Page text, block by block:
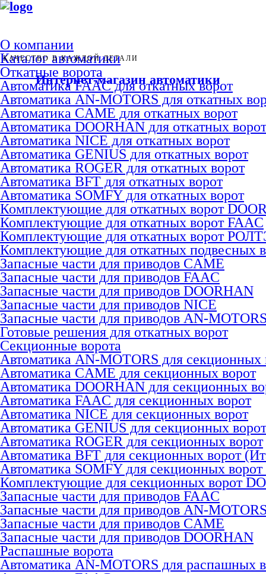
Интернет-магазин автоматики
КАЧЕСТВО В КАЖДОЙ ДЕТАЛИ
О компании
Каталог автоматики
Откатные ворота
Автоматика FAAC для откатных ворот
Автоматика AN-MOTORS для откатных
Автоматика CAME для откатных ворот
Автоматика DOORHAN для откатных ворот
Автоматика NICE для откатных ворот
Автоматика GENIUS для откатных ворот
Автоматика ROGER для откатных ворот
Автоматика BFT для откатных ворот
Автоматика SOMFY для откатных ворот
Комплектующие для откатных ворот
Комплектующие для откатных ворот FAAC
Комплектующие для откатных ворот
Комплектующие для откатных подвесных
Запасные части для приводов CAME
Запасные части для приводов FAAC
Запасные части для приводов DOORHAN
Запасные части для приводов NICE
Запасные части для приводов AN-
Готовые решения для откатных ворот
Секционные ворота
Автоматика AN-MOTORS для секционных
Автоматика CAME для секционных ворот
Автоматика DOORHAN для секционных
Автоматика FAAC для секционных ворот
Автоматика NICE для секционных ворот
Автоматика GENIUS для секционных ворот
Автоматика ROGER для секционных ворот
Автоматика BFT для секционных ворот
Автоматика SOMFY для секционных
Комплектующие для секционных ворот
Запасные части для приводов FAAC
Запасные части для приводов AN-
Запасные части для приводов CAME
Запасные части для приводов DOORHAN
Распашные ворота
Автоматика AN-MOTORS для распашных